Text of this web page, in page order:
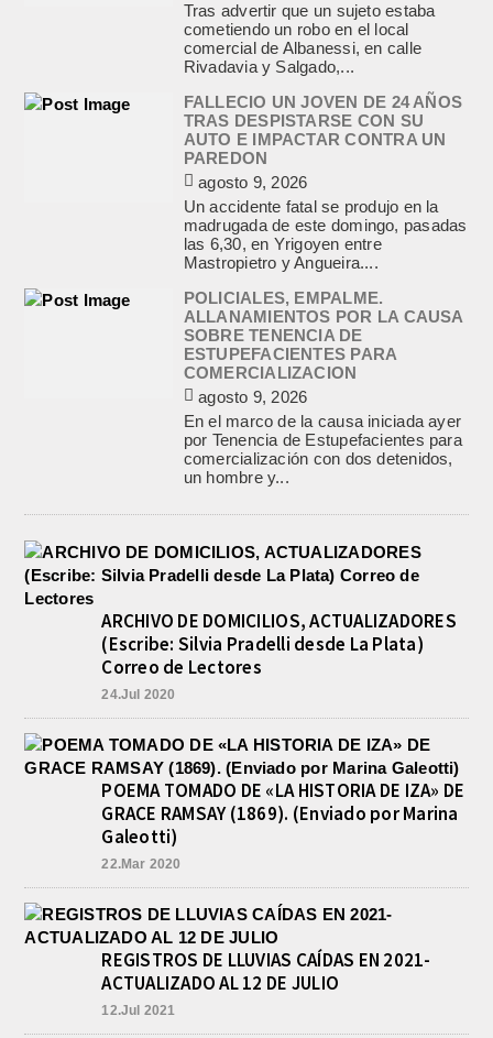
Tras advertir que un sujeto estaba
cometiendo un robo en el local
comercial de Albanessi, en calle
Rivadavia y Salgado,...
FALLECIO UN JOVEN DE 24 AÑOS
TRAS DESPISTARSE CON SU
AUTO E IMPACTAR CONTRA UN
PAREDON
agosto 9, 2026
Un accidente fatal se produjo en la
madrugada de este domingo, pasadas
las 6,30, en Yrigoyen entre
Mastropietro y Angueira....
POLICIALES, EMPALME.
ALLANAMIENTOS POR LA CAUSA
SOBRE TENENCIA DE
ESTUPEFACIENTES PARA
COMERCIALIZACION
agosto 9, 2026
En el marco de la causa iniciada ayer
por Tenencia de Estupefacientes para
comercialización con dos detenidos,
un hombre y...
ARCHIVO DE DOMICILIOS, ACTUALIZADORES
(Escribe: Silvia Pradelli desde La Plata)
Correo de Lectores
24.Jul 2020
POEMA TOMADO DE «LA HISTORIA DE IZA» DE
GRACE RAMSAY (1869). (Enviado por Marina
Galeotti)
22.Mar 2020
REGISTROS DE LLUVIAS CAÍDAS EN 2021-
ACTUALIZADO AL 12 DE JULIO
12.Jul 2021